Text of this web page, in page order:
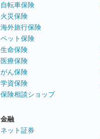
自転車保険
火災保険
海外旅行保険
ペット保険
生命保険
医療保険
がん保険
学資保険
保険相談ショップ
金融
ネット証券